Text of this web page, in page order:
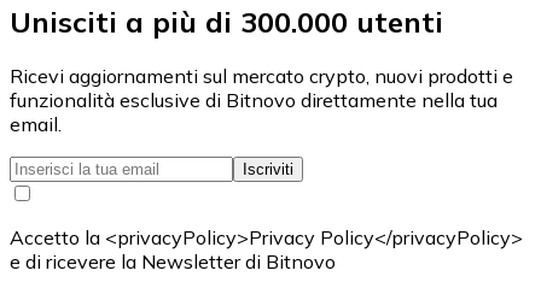
Unisciti a più di 300.000 utenti
Ricevi aggiornamenti sul mercato crypto, nuovi prodotti e
funzionalità esclusive di Bitnovo direttamente nella tua
email.
Iscriviti
Accetto la <privacyPolicy>Privacy Policy</privacyPolicy>
e di ricevere la Newsletter di Bitnovo